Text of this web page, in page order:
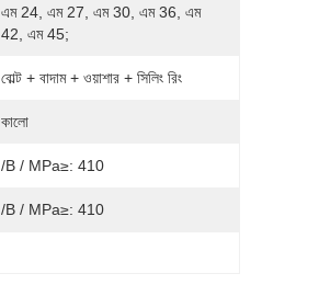
এম 24, এম 27, এম 30, এম 36, এম
42, এম 45;
বোল্ট + বাদাম + ওয়াশার + সিলিং রিং
কালো
/b / MPa≥: 410
/b / MPa≥: 410